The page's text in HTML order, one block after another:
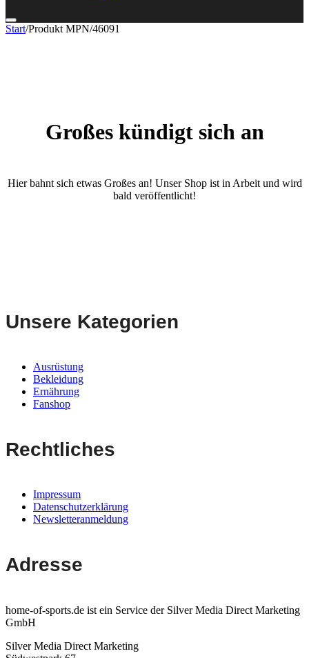
Start/Produkt MPN/46091
Großes kündigt sich an
Hier bahnt sich etwas Großes an! Unser Shop ist in Arbeit und wird
bald veröffentlicht!
Unsere Kategorien
Ausrüstung
Bekleidung
Ernährung
Fanshop
Rechtliches
Impressum
Datenschutzerklärung
Newsletteranmeldung
Adresse
home-of-sports.de ist ein Service der Silver Media Direct Marketing
GmbH
Silver Media Direct Marketing